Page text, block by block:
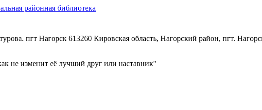
районная библиотека
пгт Нагорск 613260 Кировская область, Нагорский район, пгт.
не изменит её лучший друг или наставник"